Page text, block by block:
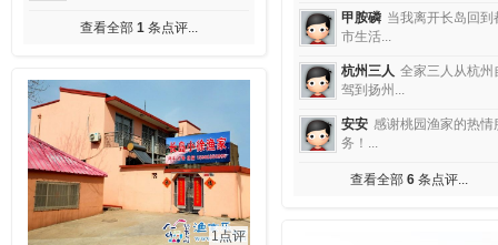
查看全部 1 条点评...
1点评
甲胺磷 当我离开长岛回到
市生活...
杭州三人 全家三人从杭州
驾到扬州...
安安 感谢桃园渔家的热情
务！...
查看全部 6 条点评...